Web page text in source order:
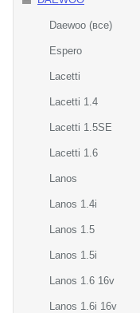
Daewoo (все)
Espero
Lacetti
Lacetti 1.4
Lacetti 1.5SE
Lacetti 1.6
Lanos
Lanos 1.4i
Lanos 1.5
Lanos 1.5i
Lanos 1.6 16v
Lanos 1.6i 16v